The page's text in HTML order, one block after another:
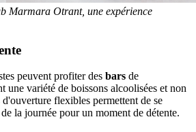
Marmara Otrant, une expérience
peuvent profiter des bars de
une variété de boissons alcoolisées et non
flexibles permettent de se
la journée pour un moment de détente.